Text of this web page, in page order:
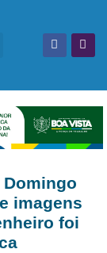
Domingo
imagens
foi